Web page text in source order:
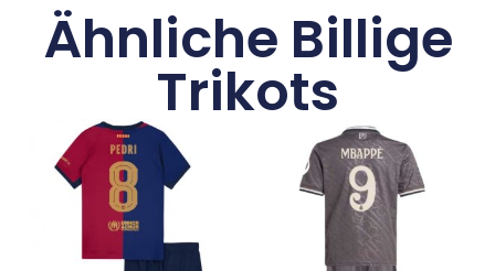
Ähnliche Billige
Trikots